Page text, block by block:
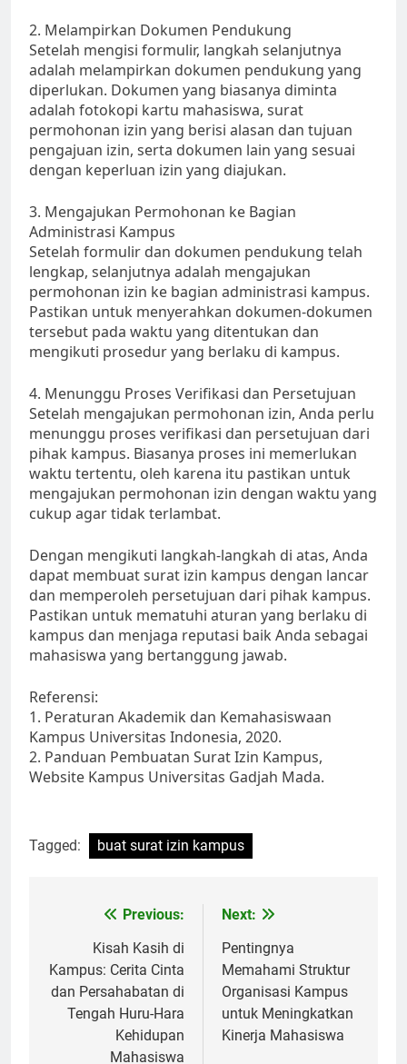
2. Melampirkan Dokumen Pendukung
Setelah mengisi formulir, langkah selanjutnya
adalah melampirkan dokumen pendukung yang
diperlukan. Dokumen yang biasanya diminta
adalah fotokopi kartu mahasiswa, surat
permohonan izin yang berisi alasan dan tujuan
pengajuan izin, serta dokumen lain yang sesuai
dengan keperluan izin yang diajukan.
3. Mengajukan Permohonan ke Bagian
Administrasi Kampus
Setelah formulir dan dokumen pendukung telah
lengkap, selanjutnya adalah mengajukan
permohonan izin ke bagian administrasi kampus.
Pastikan untuk menyerahkan dokumen-dokumen
tersebut pada waktu yang ditentukan dan
mengikuti prosedur yang berlaku di kampus.
4. Menunggu Proses Verifikasi dan Persetujuan
Setelah mengajukan permohonan izin, Anda perlu
menunggu proses verifikasi dan persetujuan dari
pihak kampus. Biasanya proses ini memerlukan
waktu tertentu, oleh karena itu pastikan untuk
mengajukan permohonan izin dengan waktu yang
cukup agar tidak terlambat.
Dengan mengikuti langkah-langkah di atas, Anda
dapat membuat surat izin kampus dengan lancar
dan memperoleh persetujuan dari pihak kampus.
Pastikan untuk mematuhi aturan yang berlaku di
kampus dan menjaga reputasi baik Anda sebagai
mahasiswa yang bertanggung jawab.
Referensi:
1. Peraturan Akademik dan Kemahasiswaan
Kampus Universitas Indonesia, 2020.
2. Panduan Pembuatan Surat Izin Kampus,
Website Kampus Universitas Gadjah Mada.
Tagged: buat surat izin kampus
navigation
Previous:
Kisah Kasih di
Kampus: Cerita Cinta
dan Persahabatan di
Tengah Huru-Hara
Kehidupan
Mahasiswa
Next:
Pentingnya
Memahami Struktur
Organisasi Kampus
untuk Meningkatkan
Kinerja Mahasiswa